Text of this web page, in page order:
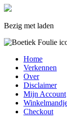
Bezig met laden
Home
Verkennen
Over
Disclaimer
Mijn Account
Checkout